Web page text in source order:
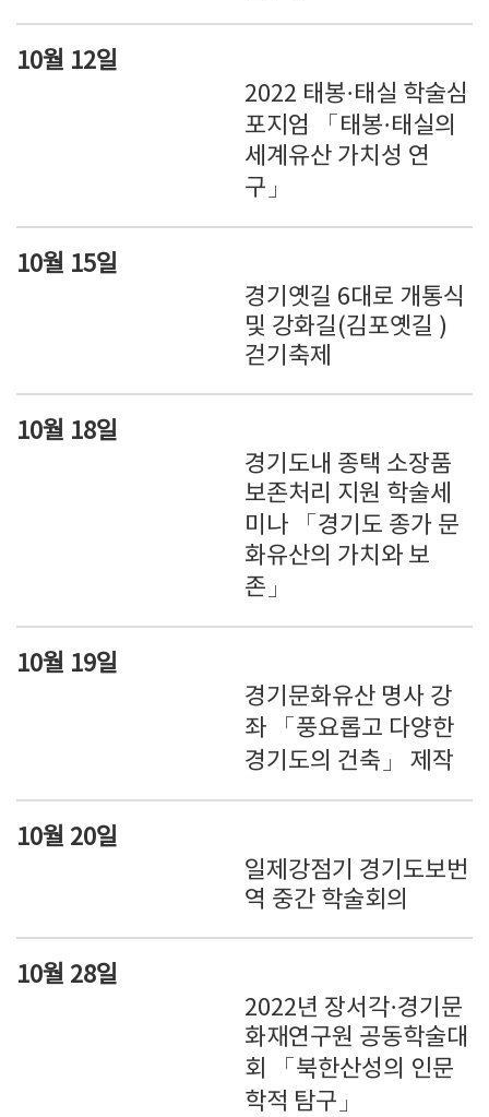
10월 12일
2022 태봉·태실 학술심
포지엄 「태봉·태실의
세계유산 가치성 연
구」
10월 15일
경기옛길 6대로 개통식
및 강화길(김포옛길 )
걷기축제
10월 18일
경기도내 종택 소장품
보존처리 지원 학술세
미나 「경기도 종가 문
화유산의 가치와 보
존」
10월 19일
경기문화유산 명사 강
좌 「풍요롭고 다양한
경기도의 건축」 제작
10월 20일
일제강점기 경기도보번
역 중간 학술회의
10월 28일
2022년 장서각·경기문
화재연구원 공동학술대
회 「북한산성의 인문
학적 탐구」